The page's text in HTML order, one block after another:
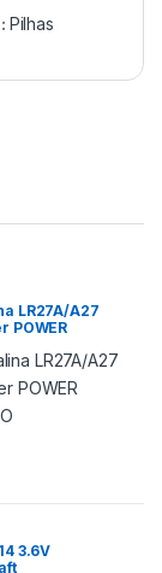
Pilhas
LR27A/A27
POWER
3.6V